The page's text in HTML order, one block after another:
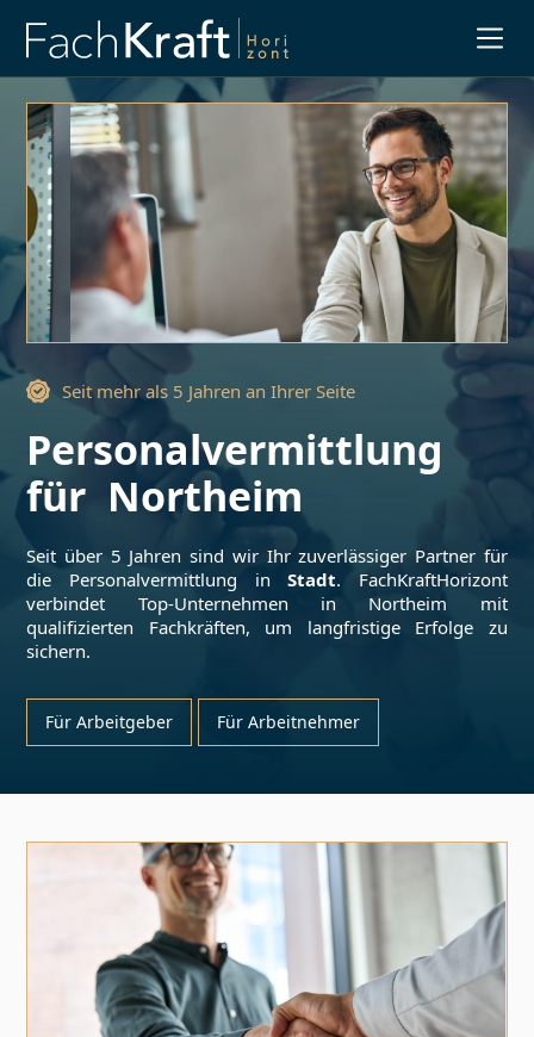
Seit mehr als 5 Jahren an Ihrer Seite
Personalvermittlung
für Northeim
Seit über 5 Jahren sind wir Ihr zuverlässiger Partner für
die Personalvermittlung inStadt. FachKraftHorizont
verbindet Top-Unternehmen in Northeim mit
qualifizierten Fachkräften, um langfristige Erfolge zu
sichern.
Für Arbeitgeber Für Arbeitnehmer
Slide 3 of 3.